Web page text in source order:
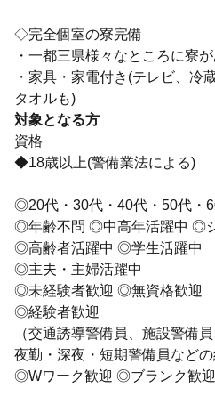
◇完全個室の寮完備
・一都三県様々なところに寮
・家具・家電付き(テレビ、冷
タオルも)
対象となる方
資格
◆18歳以上(警備業法による)
◎20代・30代・40代・50代・
◎年齢不問 ◎中高年活躍中 ◎
◎高齢者活躍中 ◎学生活躍中
◎主夫・主婦活躍中
◎未経験者歓迎 ◎無資格歓迎
◎経験者歓迎
（交通誘導警備員、施設警備員
夜勤・深夜・短期警備員などの
◎Wワーク歓迎 ◎ブランク歓迎